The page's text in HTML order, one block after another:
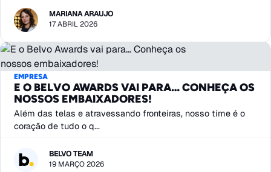
MARIANA ARAUJO
17 ABRIL 2026
EMPRESA
E O BELVO AWARDS VAI PARA… CONHEÇA OS
NOSSOS EMBAIXADORES!
Além das telas e atravessando fronteiras, nosso time é o
coração de tudo o q...
BELVO TEAM
19 MARÇO 2026